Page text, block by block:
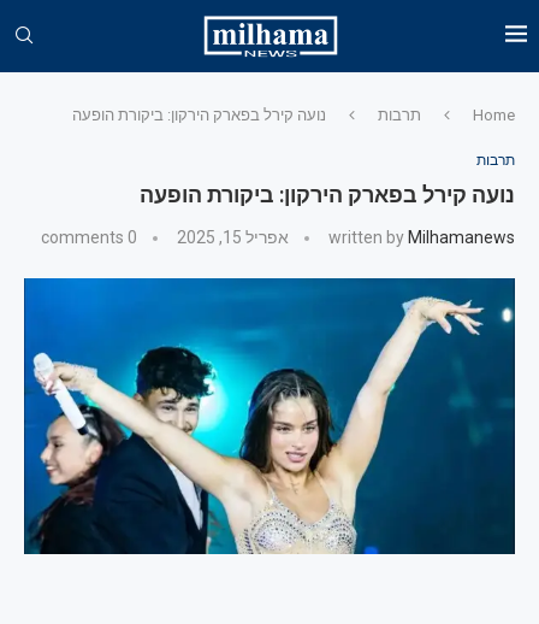
Home תרבות נועה קירל בפארק הירקון: ביקורת הופעה
תרבות
נועה קירל בפארק הירקון: ביקורת הופעה
written by Milhamanews אפריל 15, 2025 0 comments